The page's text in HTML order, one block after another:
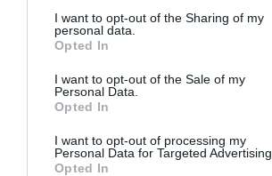
I want to opt-out of the Sharing of my
personal data.
Opted In
I want to opt-out of the Sale of my
Personal Data.
Opted In
I want to opt-out of processing my
Personal Data for Targeted Advertising.
Opted In